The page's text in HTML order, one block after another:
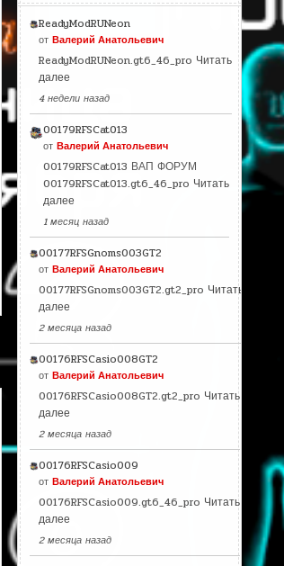
ReadyModRUNeon
от Валерий Анатольевич
ReadyModRUNeon.gt6_46_pro Читать
далее
4 недели назад
00179RFSCat013
от Валерий Анатольевич
00179RFSCat013 ВАП ФОРУМ
00179RFSCat013.gt6_46_pro Читать
далее
1 месяц назад
00177RFSGnoms003GT2
от Валерий Анатольевич
00177RFSGnoms003GT2.gt2_pro Читать
далее
2 месяца назад
00176RFSCasio008GT2
от Валерий Анатольевич
00176RFSCasio008GT2.gt2_pro Читать
далее
2 месяца назад
00176RFSCasio009
от Валерий Анатольевич
00176RFSCasio009.gt6_46_pro Читать
далее
2 месяца назад